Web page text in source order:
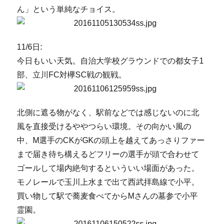
ん」という単純なチョイス。
11/6日:
今日もいい天気。自治大学校グラウンドでの都女子1
部、立川FC対欅SC戦の観戦。
北側に遮る物がなく、駅前などでは感じないのに北
風を直接受けるややつらい環境。その向かい風の
中、M選手のCKがGKの頭上を越えてあっさりファー
まで届き待ち構えるどフリーの選手が頭で合わせて
ゴールして場内絶句するといういい場面があった。
モノレールで玉川上水まで出て西武拝島線で小平。
買い物して駅で蕎麦食べてからMさんの墓参で小平
霊園。